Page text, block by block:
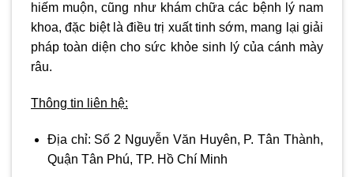
hiếm muộn, cũng như khám chữa các bệnh lý nam
khoa, đặc biệt là điều trị xuất tinh sớm, mang lại giải
pháp toàn diện cho sức khỏe sinh lý của cánh mày
râu.
Thông tin liên hệ:
Địa chỉ: Số 2 Nguyễn Văn Huyên, P. Tân Thành,
Quận Tân Phú, TP. Hồ Chí Minh